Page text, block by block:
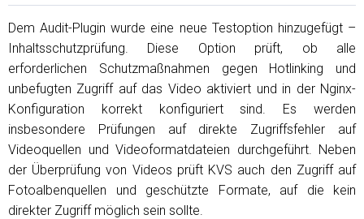
Dem Audit-Plugin wurde eine neue Testoption hinzugefügt –
Inhaltsschutzprüfung. Diese Option prüft, ob alle
erforderlichen Schutzmaßnahmen gegen Hotlinking und
unbefugten Zugriff auf das Video aktiviert und in der Nginx-
Konfiguration korrekt konfiguriert sind. Es werden
insbesondere Prüfungen auf direkte Zugriffsfehler auf
Videoquellen und Videoformatdateien durchgeführt. Neben
der Überprüfung von Videos prüft KVS auch den Zugriff auf
Fotoalbenquellen und geschützte Formate, auf die kein
direkter Zugriff möglich sein sollte.